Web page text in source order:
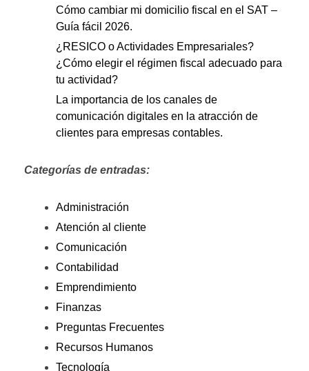
Cómo cambiar mi domicilio fiscal en el SAT –
Guía fácil 2026.
¿RESICO o Actividades Empresariales?
¿Cómo elegir el régimen fiscal adecuado para
tu actividad?
La importancia de los canales de
comunicación digitales en la atracción de
clientes para empresas contables.
Categorías de entradas:
Administración
Atención al cliente
Comunicación
Contabilidad
Emprendimiento
Finanzas
Preguntas Frecuentes
Recursos Humanos
Tecnología